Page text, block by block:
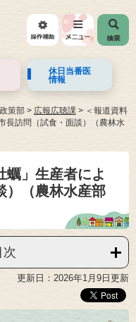
休日当番医
情報
策部 > 広報広聴課 > ＜報道資料
長訪問（試食・面談）（農林水
蠣」生産者によ
）（農林水産部
更新日：2026年1月9日更新